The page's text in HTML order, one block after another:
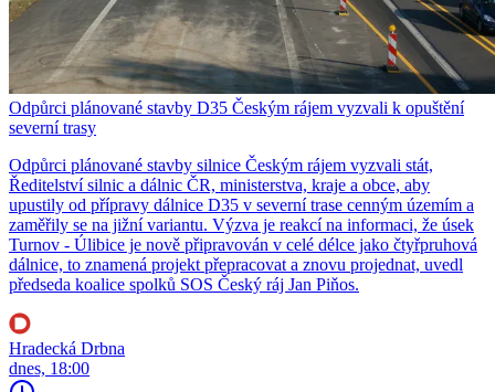
Odpůrci plánované stavby D35 Českým rájem vyzvali k opuštění
severní trasy
Odpůrci plánované stavby silnice Českým rájem vyzvali stát,
Ředitelství silnic a dálnic ČR, ministerstva, kraje a obce, aby
upustily od přípravy dálnice D35 v severní trase cenným územím a
zaměřily se na jižní variantu. Výzva je reakcí na informaci, že úsek
Turnov - Úlibice je nově připravován v celé délce jako čtyřpruhová
dálnice, to znamená projekt přepracovat a znovu projednat, uvedl
předseda koalice spolků SOS Český ráj Jan Piňos.
Hradecká Drbna
dnes, 18:00